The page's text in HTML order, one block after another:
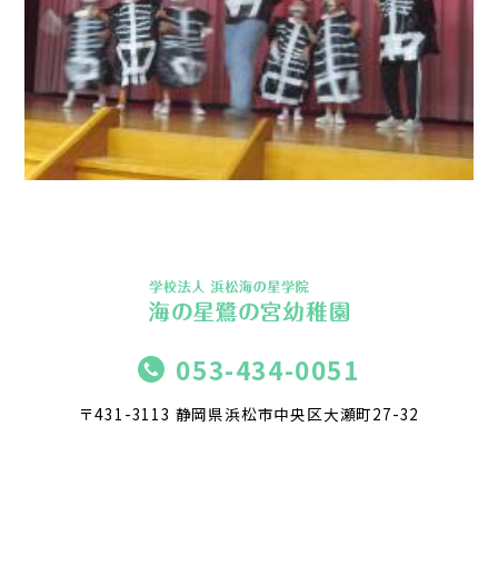
053-434-0051
〒431-3113 静岡県浜松市中央区大瀬町27-32